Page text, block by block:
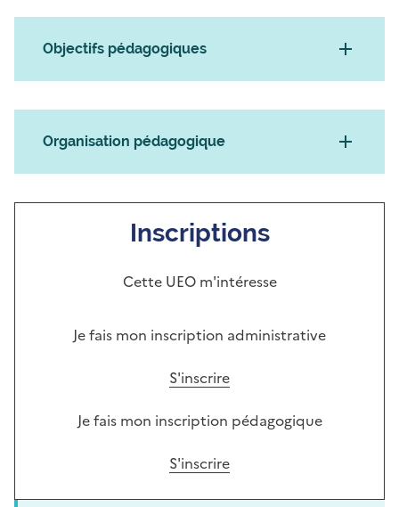
Objectifs pédagogiques
Organisation pédagogique
Inscriptions
Cette UEO m'intéresse
Je fais mon inscription administrative
S'inscrire
Je fais mon inscription pédagogique
S'inscrire